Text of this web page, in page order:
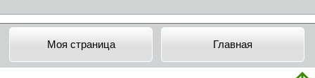
Моя страница Главная